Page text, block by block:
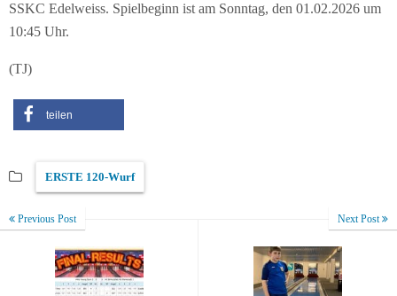
SSKC Edelweiss. Spielbeginn ist am Sonntag, den 01.02.2026 um
10:45 Uhr.
(TJ)
teilen
ERSTE 120-Wurf
Previous Post Next Post